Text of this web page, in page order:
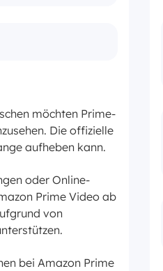
möchten Prime-
Die offizielle
aufheben kann.
oder Online-
Prime Video ab
von
bei Amazon Prime